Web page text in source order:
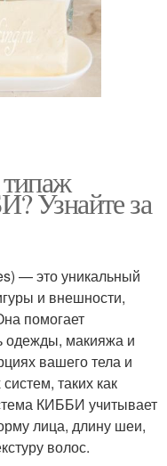
Узнайте за
— это уникальный
и внешности,
помогает
одежды, макияжа и
вашего тела и
таких как
КИББИ учитывает
лица, длину шеи,
волос.